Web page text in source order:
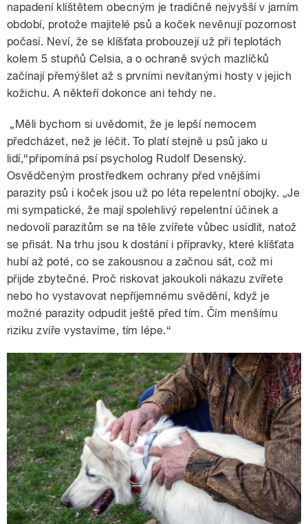
napadení klíštětem obecným je tradičně nejvyšší v jarním
období, protože majitelé psů a koček nevěnují pozornost
počasí. Neví, že se klíšťata probouzejí už při teplotách
kolem 5 stupňů Celsia, a o ochraně svých mazlíčků
začínají přemýšlet až s prvními nevítanými hosty v jejich
kožichu. A někteří dokonce ani tehdy ne.
„Měli bychom si uvědomit, že je lepší nemocem
předcházet, než je léčit. To platí stejně u psů jako u
lidí,“připomíná psí psycholog Rudolf Desenský.
Osvědčeným prostředkem ochrany před vnějšími
parazity psů i koček jsou už po léta repelentní obojky. „Je
mi sympatické, že mají spolehlivý repelentní účinek a
nedovolí parazitům se na těle zvířete vůbec usídlit, natož
se přisát. Na trhu jsou k dostání i přípravky, které klíšťata
hubí až poté, co se zakousnou a začnou sát, což mi
přijde zbytečné. Proč riskovat jakoukoli nákazu zvířete
nebo ho vystavovat nepříjemnému svědění, když je
možné parazity odpudit ještě před tím. Čím menšímu
riziku zvíře vystavíme, tím lépe.“